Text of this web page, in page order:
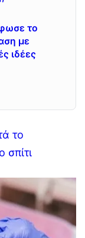
το
με
ιδέες
το
σπίτι